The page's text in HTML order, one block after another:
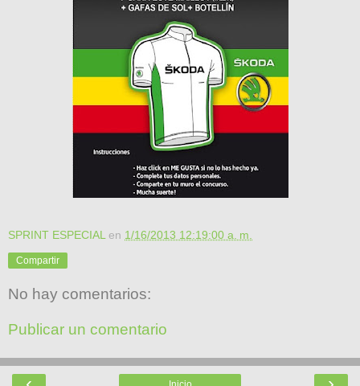
SPRINT ESPECIAL en 1/16/2013 12:19:00 a. m.
Compartir
No hay comentarios:
Publicar un comentario